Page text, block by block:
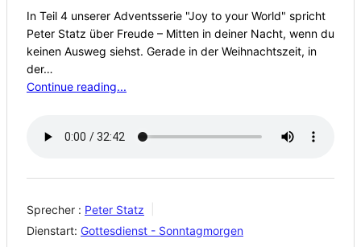
In Teil 4 unserer Adventsserie "Joy to your World" spricht
Peter Statz über Freude – Mitten in deiner Nacht, wenn du
keinen Ausweg siehst. Gerade in der Weihnachtszeit, in
der…
Continue reading...
Sprecher : Peter Statz
Dienstart: Gottesdienst - Sonntagmorgen